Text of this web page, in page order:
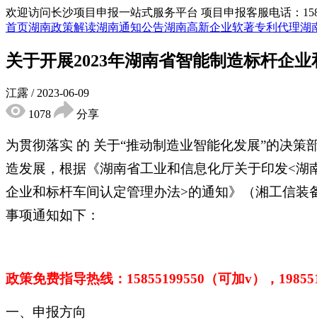
欢迎访问长沙项目申报一站式服务平台 项目申报客服电话：
首页湖南政策解读湖南通知公告湖南高新企业软著专利代理湖
关于开展2023年湖南省智能制造标杆企
江露 / 2023-06-09
1078
分享
为贯彻落实 的 关于“推动制造业智能化发展”的决
造发展，根据《湖南省工业和信息化厅关于印发<
企业和标杆车间认定管理办法>的通知》（湘工信
事项通知如下：
政策免费指导热线： 15855199550（可加v），
一、申报方向